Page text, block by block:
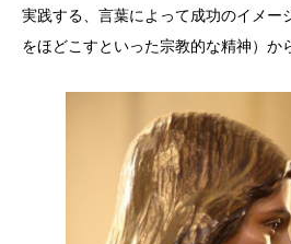
実践する、言葉によって成功のイメー
をほどこすといった宗教的な精神）か